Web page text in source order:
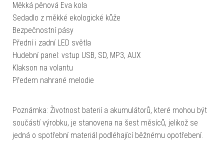
Měkká pěnová Eva kola
Sedadlo z měkké ekologické kůže
Bezpečnostní pásy
Přední i zadní LED světla
Hudební panel: vstup USB, SD, MP3, AUX
Klakson na volantu
Předem nahrané melodie
Poznámka: Životnost baterií a akumulátorů, které mohou být
součástí výrobku, je stanovena na šest měsíců, jelikož se
jedná o spotřební materiál podléhající běžnému opotřebení.